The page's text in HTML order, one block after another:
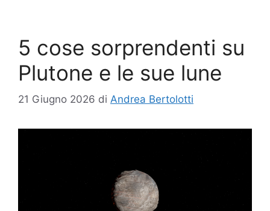
5 cose sorprendenti su
Plutone e le sue lune
21 Giugno 2026 di Andrea Bertolotti